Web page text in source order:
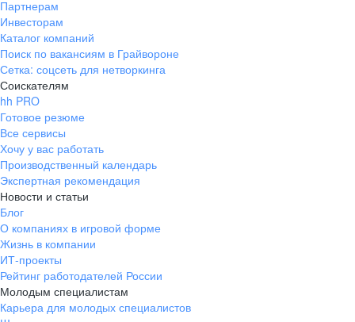
Партнерам
Инвесторам
Каталог компаний
Поиск по вакансиям в Грайвороне
Сетка: соцсеть для нетворкинга
Соискателям
hh PRO
Готовое резюме
Все сервисы
Хочу у вас работать
Производственный календарь
Экспертная рекомендация
Новости и статьи
Блог
О компаниях в игровой форме
Жизнь в компании
ИТ-проекты
Рейтинг работодателей России
Молодым специалистам
Карьера для молодых специалистов